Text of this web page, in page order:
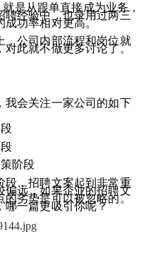
是从跟单直接成为业务，
聘经验中，也录用过两三
成功率相对更高。
，公司内部流程和岗位就
对此就不做更多讨论了。
我会关注一家公司的如下
阶段
段，招聘文案起到非常重
偏远，如果企业的招聘文
的劣势是可以被忽略的。
哪一篇更吸引你呢？